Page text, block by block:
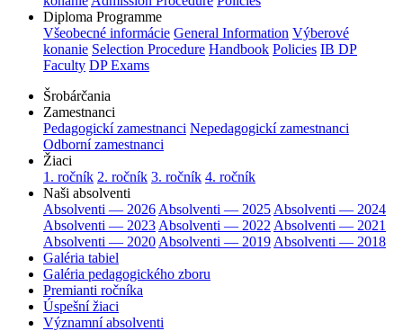
Diploma Programme
Všeobecné informácie General Information Výberové
konanie Selection Procedure Handbook Policies IB DP
Faculty DP Exams
Šrobárčania
Zamestnanci
Pedagogickí zamestnanci Nepedagogickí zamestnanci
Odborní zamestnanci
Žiaci
1. ročník 2. ročník 3. ročník 4. ročník
Naši absolventi
Absolventi — 2026 Absolventi — 2025 Absolventi — 2024
Absolventi — 2023 Absolventi — 2022 Absolventi — 2021
Absolventi — 2020 Absolventi — 2019 Absolventi — 2018
Galéria tabiel
Galéria pedagogického zboru
Premianti ročníka
Úspešní žiaci
Významní absolventi